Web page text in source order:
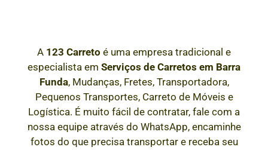
A 123 Carreto é uma empresa tradicional e
especialista em Serviços de Carretos em Barra
Funda, Mudanças, Fretes, Transportadora,
Pequenos Transportes, Carreto de Móveis e
Logística. É muito fácil de contratar, fale com a
nossa equipe através do WhatsApp, encaminhe
fotos do que precisa transportar e receba seu